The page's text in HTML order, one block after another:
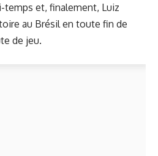
temps et, finalement, Luiz
au Brésil en toute fin de
de jeu.